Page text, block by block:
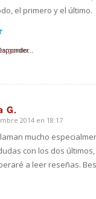
el primero y el último.
G.
2014 en 18:17
mucho
con los dos
a leer reseñas.